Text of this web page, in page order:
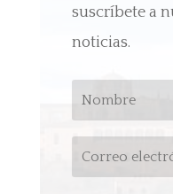
suscríbete a
noticias.